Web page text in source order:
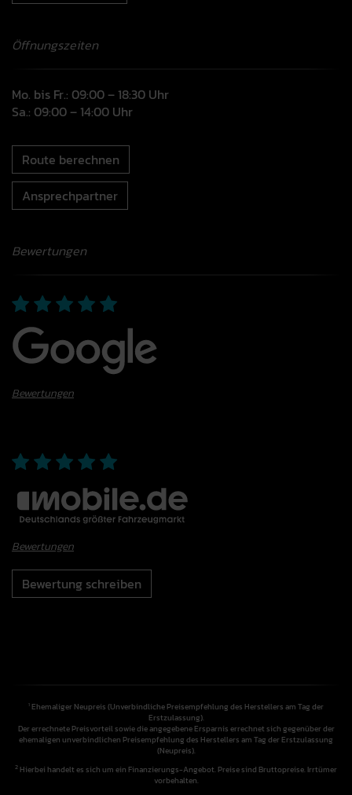
Öffnungszeiten
Mo. bis Fr.: 09:00 – 18:30 Uhr
Sa.: 09:00 – 14:00 Uhr
Route berechnen
Ansprechpartner
Bewertungen
Bewertungen
Bewertungen
Bewertung schreiben
1 Ehemaliger Neupreis (Unverbindliche Preisempfehlung des Herstellers am Tag der
Erstzulassung).
Der errechnete Preisvorteil sowie die angegebene Ersparnis errechnet sich gegenüber der
ehemaligen unverbindlichen Preisempfehlung des Herstellers am Tag der Erstzulassung
(Neupreis).
2Hierbei handelt es sich um ein Finanzierungs-Angebot. Preise sind Bruttopreise. Irrtümer
vorbehalten.